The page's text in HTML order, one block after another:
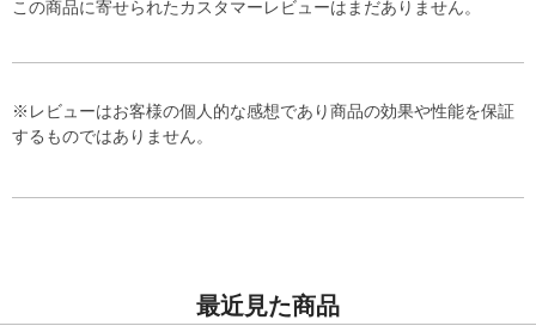
この商品に寄せられたカスタマーレビューはまだありません。
※レビューはお客様の個人的な感想であり商品の効果や性能を保証
するものではありません。
最近見た商品